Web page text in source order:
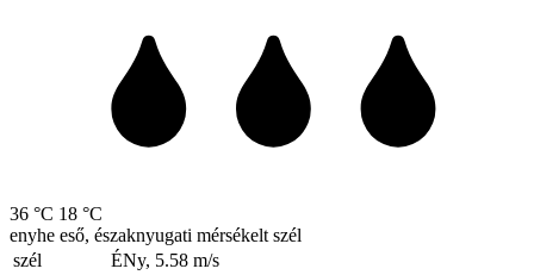
36 °C 18 °C
enyhe eső, északnyugati mérsékelt szél
szél
ÉNy, 5.58 m/s